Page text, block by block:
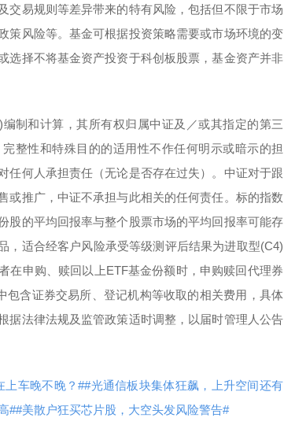
交易规则等差异带来的特有风险，包括但不限于市场
策风险等。基金可根据投资策略需要或市场环境的变
选择不将基金资产投资于科创板股票，基金资产并非
制和计算，其所有权归属中证及／或其指定的第三
整性和特殊目的的适用性不作任何明示或暗示的担
任何人承担责任（无论是否存在过失）。中证对于跟
或推广，中证不承担与此相关的任何责任。标的指数
股的平均回报率与整个股票市场的平均回报率可能存
，适合经客户风险承受等级测评后结果为进取型(C4)
在申购、赎回以上ETF基金份额时，申购赎回代理券
包含证券交易所、登记机构等收取的相关费用，具体
据法律法规及监管政策适时调整，以届时管理人公告
上车晚不晚？##光通信板块集体狂飙，上升空间还有
##美散户狂买芯片股，大空头发风险警告#